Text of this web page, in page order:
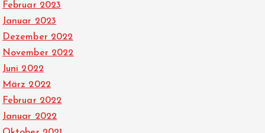
Februar 2023
Januar 2023
Dezember 2022
November 2022
Juni 2022
März 2022
Februar 2022
Januar 2022